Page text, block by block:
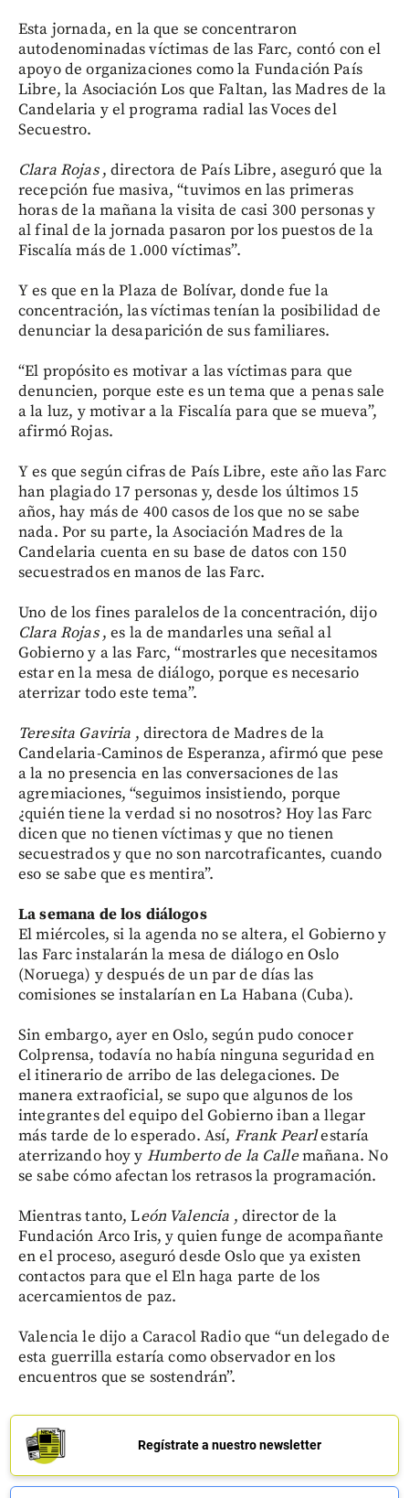
Esta jornada, en la que se concentraron
autodenominadas víctimas de las Farc, contó con el
apoyo de organizaciones como la Fundación País
Libre, la Asociación Los que Faltan, las Madres de la
Candelaria y el programa radial las Voces del
Secuestro.
Clara Rojas, directora de País Libre, aseguró que la
recepción fue masiva, “tuvimos en las primeras
horas de la mañana la visita de casi 300 personas y
al final de la jornada pasaron por los puestos de la
Fiscalía más de 1.000 víctimas”.
Y es que en la Plaza de Bolívar, donde fue la
concentración, las víctimas tenían la posibilidad de
denunciar la desaparición de sus familiares.
“El propósito es motivar a las víctimas para que
denuncien, porque este es un tema que a penas sale
a la luz, y motivar a la Fiscalía para que se mueva”,
afirmó Rojas.
Y es que según cifras de País Libre, este año las Farc
han plagiado 17 personas y, desde los últimos 15
años, hay más de 400 casos de los que no se sabe
nada. Por su parte, la Asociación Madres de la
Candelaria cuenta en su base de datos con 150
secuestrados en manos de las Farc.
Uno de los fines paralelos de la concentración, dijo
Clara Rojas, es la de mandarles una señal al
Gobierno y a las Farc, “mostrarles que necesitamos
estar en la mesa de diálogo, porque es necesario
aterrizar todo este tema”.
Teresita Gaviria , directora de Madres de la
Candelaria-Caminos de Esperanza, afirmó que pese
a la no presencia en las conversaciones de las
agremiaciones, “seguimos insistiendo, porque
¿quién tiene la verdad si no nosotros? Hoy las Farc
dicen que no tienen víctimas y que no tienen
secuestrados y que no son narcotraficantes, cuando
eso se sabe que es mentira”.
La semana de los diálogos
El miércoles, si la agenda no se altera, el Gobierno y
las Farc instalarán la mesa de diálogo en Oslo
(Noruega) y después de un par de días las
comisiones se instalarían en La Habana (Cuba).
Sin embargo, ayer en Oslo, según pudo conocer
Colprensa, todavía no había ninguna seguridad en
el itinerario de arribo de las delegaciones. De
manera extraoficial, se supo que algunos de los
integrantes del equipo del Gobierno iban a llegar
más tarde de lo esperado. Así, Frank Pearlestaría
aterrizando hoy y Humberto de la Callemañana. No
se sabe cómo afectan los retrasos la programación.
Mientras tanto, León Valencia , director de la
Fundación Arco Iris, y quien funge de acompañante
en el proceso, aseguró desde Oslo que ya existen
contactos para que el Eln haga parte de los
acercamientos de paz.
Valencia le dijo a Caracol Radio que “un delegado de
esta guerrilla estaría como observador en los
encuentros que se sostendrán”.
Regístrate a nuestro newsletter